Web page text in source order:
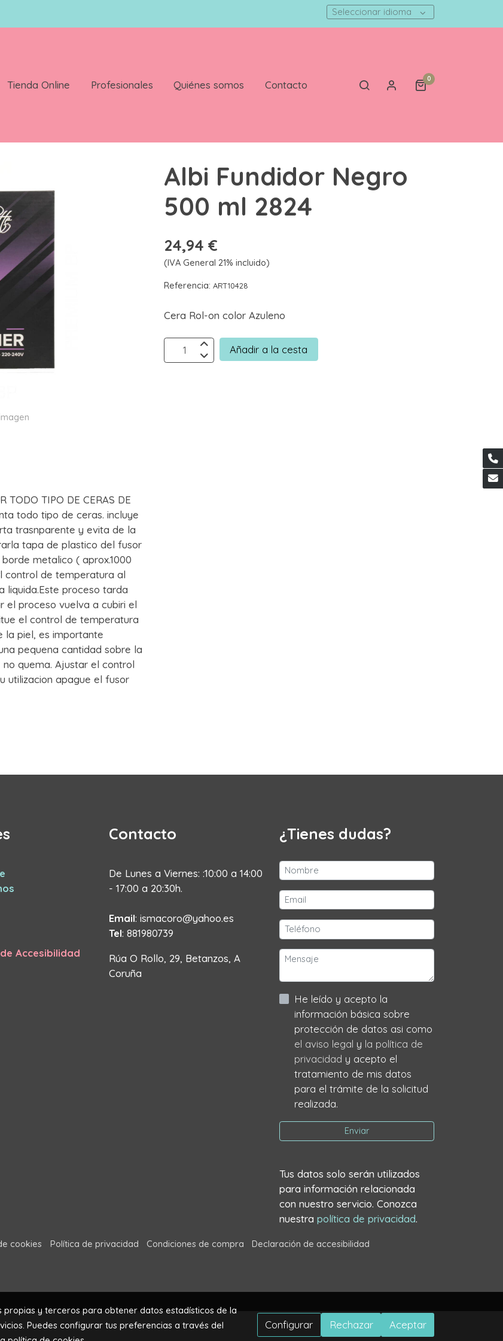
Seleccionar idioma
Tienda Online Profesionales Quiénes somos Contacto 0
TODO TIPO DE CERAS DE
todo tipo de ceras. incluye
trasnparente y evita de la
tapa de plastico del fusor
metalico ( aprox.1000
control de temperatura al
liquida.Este proceso tarda
el proceso vuelva a cubiri el
el control de temperatura
la piel, es importante
pequena cantidad sobre la
quema. Ajustar el control
utilizacion apague el fusor
Albi Fundidor Negro
500 ml 2824
24,94 €
(IVA General 21% incluido)
Referencia:ART10428
Cera Rol-on color Azuleno
Añadir a la cesta
Accesibilidad
Contacto
De Lunes a Viernes: :10:00 a 14:00
- 17:00 a 20:30h.
Email: ismacoro@yahoo.es
Tel: 881980739
Rúa O Rollo, 29, Betanzos, A
Coruña
¿Tienes dudas?
He leído y acepto la
información básica sobre
protección de datos asi como
el aviso legal y la política de
privacidad y acepto el
tratamiento de mis datos
para el trámite de la solicitud
realizada.
Enviar
Tus datos solo serán utilizados
para información relacionada
con nuestro servicio. Conozca
nuestra política de privacidad.
cookies Política de privacidad Condiciones de compra Declaración de accesibilidad
propias y terceros para obtener datos estadísticos de la
Puedes configurar tus preferencias a través del
Configurar Rechazar Aceptar